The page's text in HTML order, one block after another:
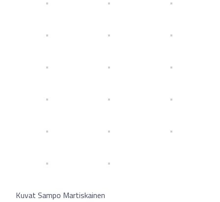
Kuvat Sampo Martiskainen